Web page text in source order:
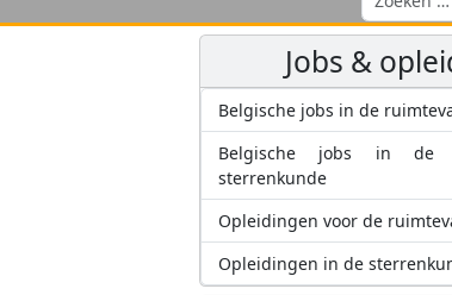
Jobs &
Belgische jobs in de
Belgische jobs in de
sterrenkunde
Opleidingen voor de
Opleidingen in de